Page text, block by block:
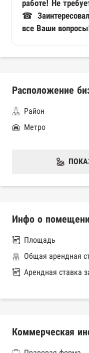
работе! Не
☎
все Ваши
Расположение
Район
Метро
Инфо о
Площадь
Общая арендная
Арендная ставка
Коммерческая